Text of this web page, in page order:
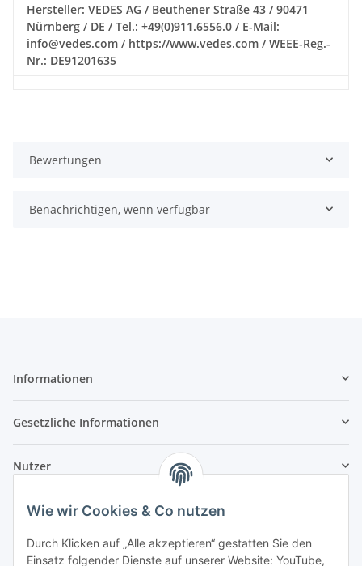
Wie wir Cookies & Co nutzen
Durch Klicken auf „Alle akzeptieren“ gestatten Sie den
Einsatz folgender Dienste auf unserer Website: YouTube,
Hersteller: VEDES AG / Beuthener Straße 43 / 90471
Nürnberg / DE / Tel.: +49(0)911.6556.0 / E-Mail:
info@vedes.com / https://www.vedes.com / WEEE-Reg.-
Nr.: DE91201635
Bewertungen
Benachrichtigen, wenn verfügbar
Informationen
Gesetzliche Informationen
Nutzer